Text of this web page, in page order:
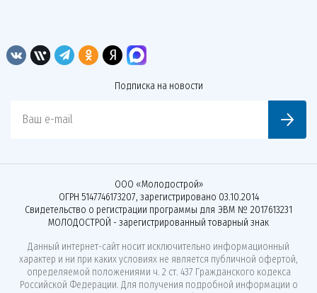
Подписка на новости
Ваш e-mail
ООО «Молодострой»
ОГРН 5147746173207, зарегистрировано 03.10.2014
Свидетельство о регистрации программы для ЭВМ № 2017613231
МОЛОДОСТРОЙ - зарегистрированный товарный знак
Данный интернет-сайт носит исключительно информационный
характер и ни при каких условиях не является публичной офертой,
определяемой положениями ч. 2 ст. 437 Гражданского кодекса
Российской Федерации. Для получения подробной информации о